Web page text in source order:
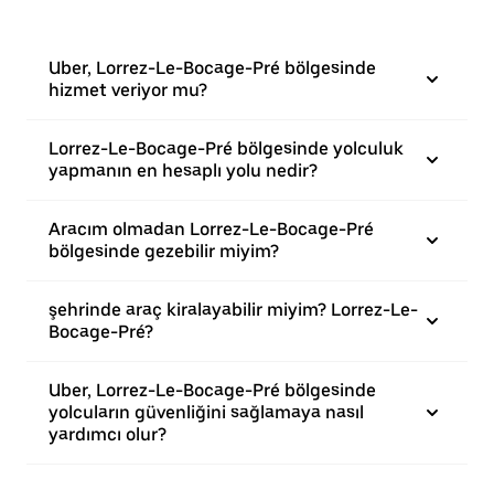
Uber, Lorrez-Le-Bocage-Pré bölgesinde
hizmet veriyor mu?
Lorrez-Le-Bocage-Pré bölgesinde yolculuk
yapmanın en hesaplı yolu nedir?
Aracım olmadan Lorrez-Le-Bocage-Pré
bölgesinde gezebilir miyim?
şehrinde araç kiralayabilir miyim? Lorrez-Le-
Bocage-Pré?
Uber, Lorrez-Le-Bocage-Pré bölgesinde
yolcuların güvenliğini sağlamaya nasıl
yardımcı olur?